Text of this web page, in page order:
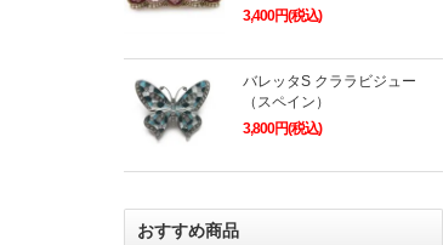
3,400円(税込)
バレッタS クララビジュー
（スペイン）
3,800円(税込)
おすすめ商品